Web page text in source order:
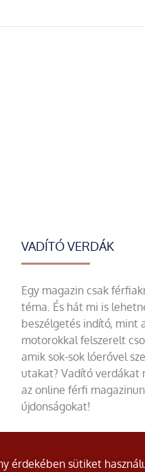
VADÍTÓ VERDÁK
Egy magazin csak
téma. És hát mi is
beszélgetés indító, mint
motorokkal felszerelt
amik sok-sok lóerővel
utakat? Vadító verdákat
az online férfi
újdonságokat!
érdekében sütiket